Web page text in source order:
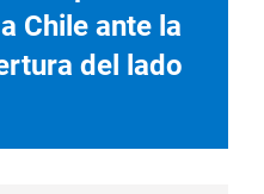
Chile ante la
del lado